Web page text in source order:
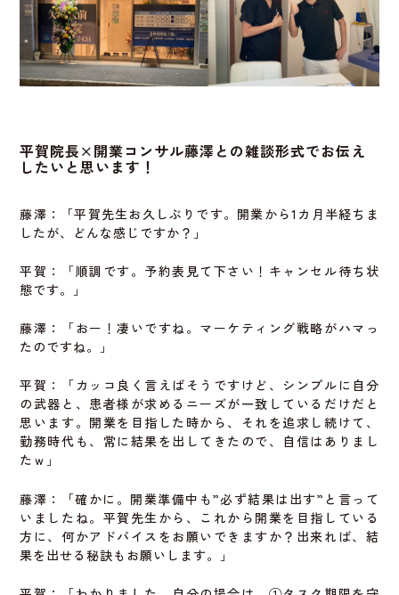
平賀院長×開業コンサル藤澤との雑談形式でお伝え
したいと思います！
藤澤：「平賀先生お久しぶりです。開業から1カ月半経ちま
したが、どんな感じですか？」
平賀：「順調です。予約表見て下さい！キャンセル待ち状
態です。」
藤澤：「おー！凄いですね。マーケティング戦略がハマっ
たのですね。」
平賀：「カッコ良く言えばそうですけど、シンプルに自分
の武器と、患者様が求めるニーズが一致しているだけだと
思います。開業を目指した時から、それを追求し続けて、
勤務時代も、常に結果を出してきたので、自信はありまし
たｗ」
藤澤：「確かに。開業準備中も”必ず結果は出す”と言って
いましたね。平賀先生から、これから開業を目指している
方に、何かアドバイスをお願いできますか？出来れば、結
果を出せる秘訣もお願いします。」